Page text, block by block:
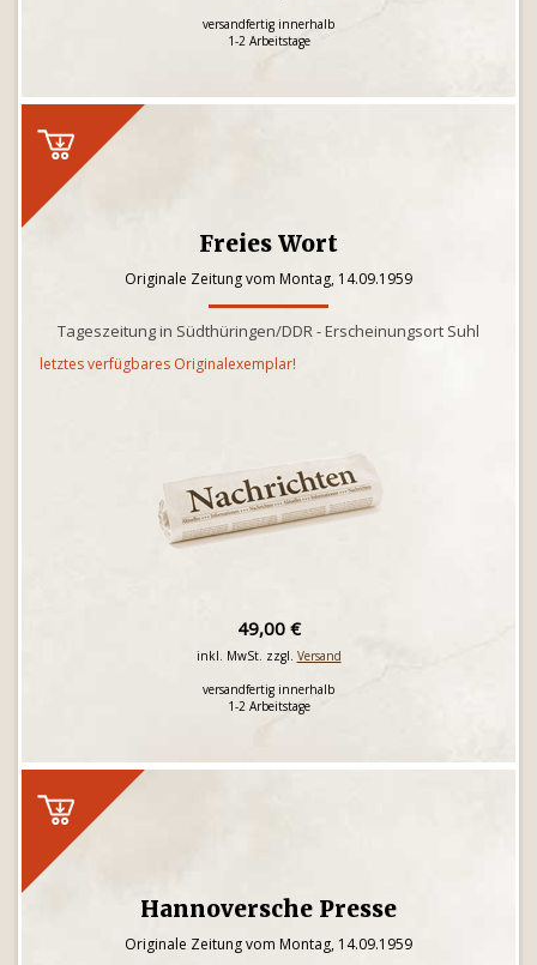
versandfertig innerhalb
1-2 Arbeitstage
Freies Wort
Originale Zeitung vom Montag, 14.09.1959
Tageszeitung in Südthüringen/DDR - Erscheinungsort Suhl
letztes verfügbares Originalexemplar!
49,00 €
inkl. MwSt. zzgl. Versand
versandfertig innerhalb
1-2 Arbeitstage
Hannoversche Presse
Originale Zeitung vom Montag, 14.09.1959